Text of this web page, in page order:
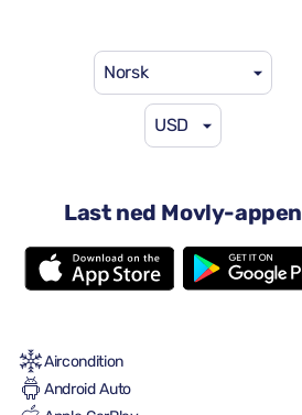
Norsk
USD
Last ned Movly-appen
Automatisk transmisjon
5 seter
2 store kofferter
Aircondition
Android Auto